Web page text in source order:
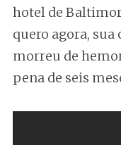
hotel de
quero agora, sua
morreu de
pena de seis